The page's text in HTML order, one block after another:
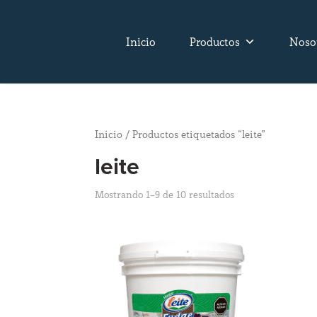
Inicio Productos
Inicio / Productos etiquetados “leite”
leite
Mostrando 1–9 de 10 resultados